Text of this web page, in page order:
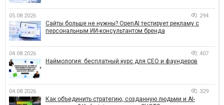
05.08.2026 294
Сайты больше не нужны? OpenAI тестирует рекламу с
персональным ИИ-консультантом бренда
04.08.2026 407
Наймология: бесплатный курс для CEO и фаундеров
04.08.2026 329
Как объединить стратегию, созданную людьми и AI-